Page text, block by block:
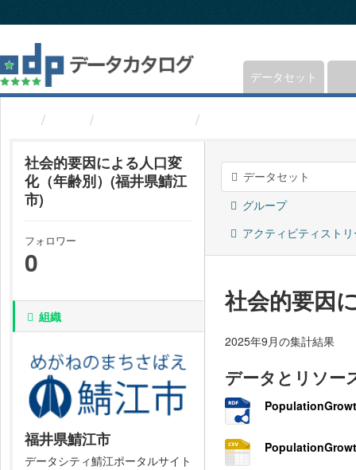
キ
プ
し
て
データセット
社会的要因による人口変
化（年齢別）(福井県鯖江
市)
フォロワー
0
組織
福井県鯖江市
データシティ鯖江ポータルサイト
データセット
グループ
アクティビティスト
社会的要因
2025年9月の集計結果
データとリソー